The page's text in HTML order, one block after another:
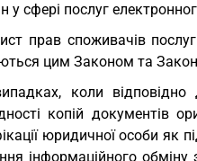
у сфері послуг
прав споживачів
цим Законом та
коли відповідно
копій документів
юридичної особи як
інформаційного